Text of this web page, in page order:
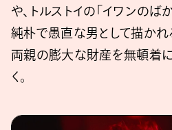
や、トルストイの「イワンのば
純朴で愚直な男として描かれ
両親の膨大な財産を無頓着
く。